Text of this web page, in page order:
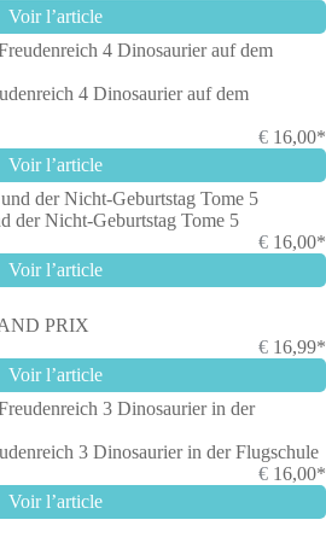
Voir l’article
4 Dinosaurier auf dem
€ 16,00*
Voir l’article
der Nicht-Geburtstag Tome 5
€ 16,00*
Voir l’article
PRIX
€ 16,99*
Voir l’article
3 Dinosaurier in der Flugschule
€ 16,00*
Voir l’article